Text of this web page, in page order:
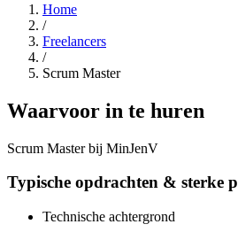
Home
/
Freelancers
/
Scrum Master
Waarvoor in te huren
Scrum Master bij MinJenV
Typische opdrachten & sterke
Technische achtergrond